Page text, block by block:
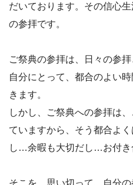
だいております。その信心
の参拝です。
ご祭典の参拝は、日々の参
自分にとって、都合のよい
きます。
しかし、ご祭典への参拝は
ていますから、そう都合よ
し…余暇も大切だし…お付
そこを、思い切って、自分